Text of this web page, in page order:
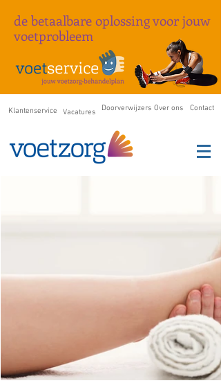
de betaalbare oplossingvoor jouw
voetprobleem
Klantenservice Vacatures Doorverwijzers Over ons Contact